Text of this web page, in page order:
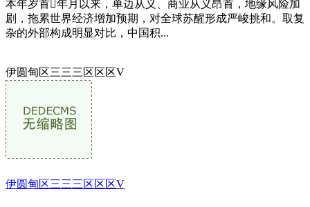
本年岁首年月以来，单边从义、商业从义昂首，地缘风险加
剧，拖累世界经济增加预期，对全球苏醒形成严峻挑和。取复
杂的外部构成明显对比，中国积...
伊圆甸区三三三区区区V
伊圆甸区三三三区区区V